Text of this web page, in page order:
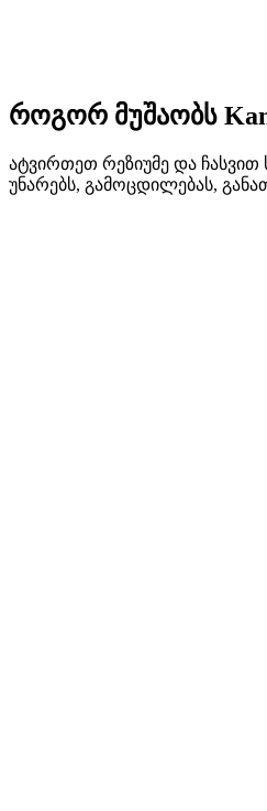
როგორ მუშაობს
ატვირთეთ რეზიუმე და ჩასვით
უნარებს, გამოცდილებას,